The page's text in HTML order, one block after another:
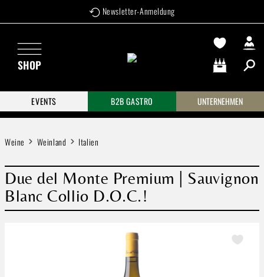
Zum Hauptinhalt springen Newsletter-Anmeldung
SHOP
Warenkorb
EVENTS
B2B GASTRO UNTERNEHMEN
Weine Weinland Italien
Due del Monte Premium | Sauvignon
Blanc Collio D.O.C.!